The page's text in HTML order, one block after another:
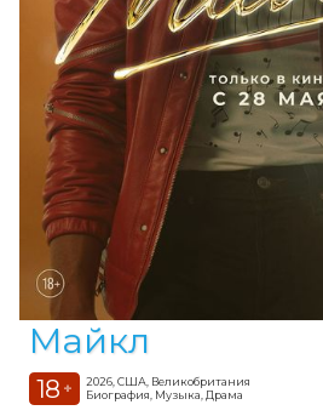
Майкл
18 +
2026, США, Великобритания
Биография, Музыка, Драма